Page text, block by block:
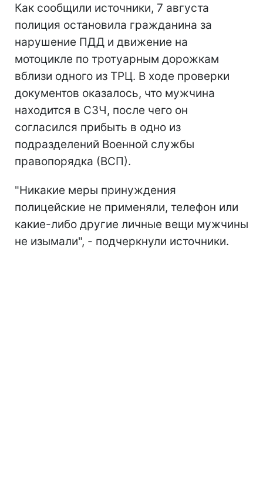
Как сообщили источники, 7 августа
полиция остановила гражданина за
нарушение ПДД и движение на
мотоцикле по тротуарным дорожкам
вблизи одного из ТРЦ. В ходе проверки
документов оказалось, что мужчина
находится в СЗЧ, после чего он
согласился прибыть в одно из
подразделений Военной службы
правопорядка (ВСП).
"Никакие меры принуждения
полицейские не применяли, телефон или
какие-либо другие личные вещи мужчины
не изымали", - подчеркнули источники.